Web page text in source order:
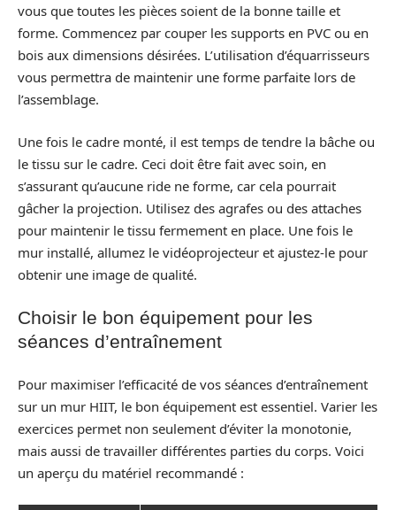
vous que toutes les pièces soient de la bonne taille et
forme. Commencez par couper les supports en PVC ou en
bois aux dimensions désirées. L’utilisation d’équarrisseurs
vous permettra de maintenir une forme parfaite lors de
l’assemblage.
Une fois le cadre monté, il est temps de tendre la bâche ou
le tissu sur le cadre. Ceci doit être fait avec soin, en
s’assurant qu’aucune ride ne forme, car cela pourrait
gâcher la projection. Utilisez des agrafes ou des attaches
pour maintenir le tissu fermement en place. Une fois le
mur installé, allumez le vidéoprojecteur et ajustez-le pour
obtenir une image de qualité.
Choisir le bon équipement pour les
séances d’entraînement
Pour maximiser l’efficacité de vos séances d’entraînement
sur un mur HIIT, le bon équipement est essentiel. Varier les
exercices permet non seulement d’éviter la monotonie,
mais aussi de travailler différentes parties du corps. Voici
un aperçu du matériel recommandé :